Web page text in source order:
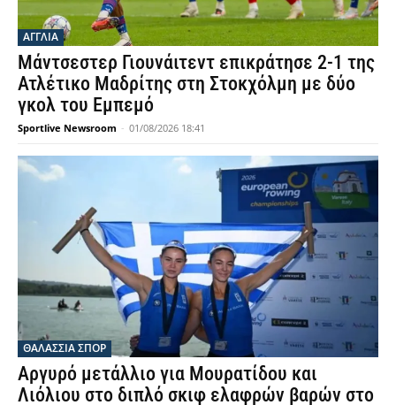
ΑΓΓΛΙΑ
Μάντσεστερ Γιουνάιτεντ επικράτησε 2-1 της
Ατλέτικο Μαδρίτης στη Στοκχόλμη με δύο
γκολ του Εμπεμό
Sportlive Newsroom - 01/08/2026 18:41
ΘΑΛΆΣΣΙΑ ΣΠΟΡ
Αργυρό μετάλλιο για Μουρατίδου και
Λιόλιου στο διπλό σκιφ ελαφρών βαρών στο